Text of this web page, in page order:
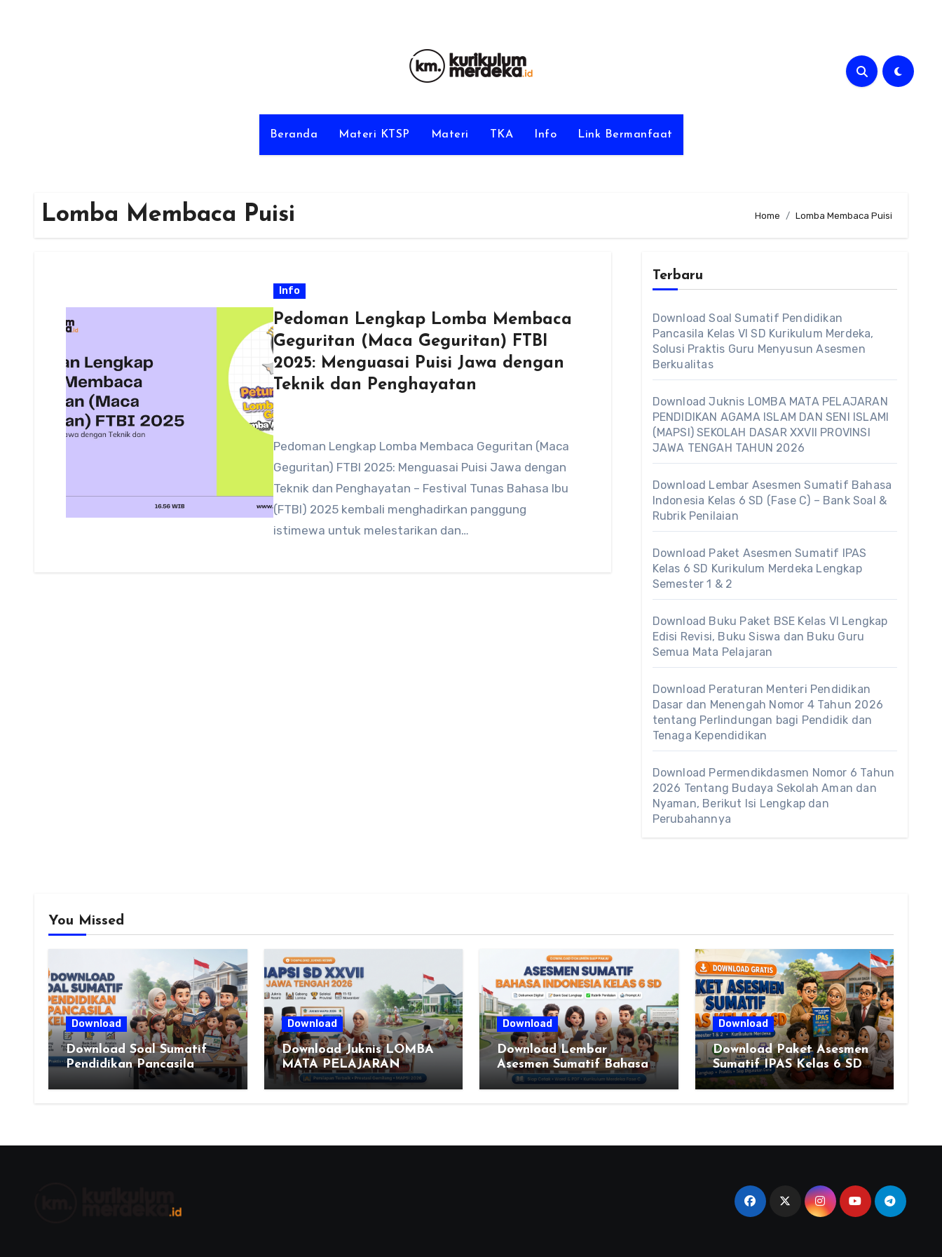
Beranda Materi KTSP Materi TKA Info Link Bermanfaat
Lomba Membaca Puisi Home Lomba Membaca Puisi
Info
Pedoman Lengkap Lomba Membaca
Geguritan (Maca Geguritan) FTBI
2025: Menguasai Puisi Jawa dengan
Teknik dan Penghayatan
Pedoman Lengkap Lomba Membaca Geguritan (Maca
Geguritan) FTBI 2025: Menguasai Puisi Jawa dengan
Teknik dan Penghayatan – Festival Tunas Bahasa Ibu
(FTBI) 2025 kembali menghadirkan panggung
istimewa untuk melestarikan dan…
Terbaru
Download Soal Sumatif Pendidikan
Pancasila Kelas VI SD Kurikulum Merdeka,
Solusi Praktis Guru Menyusun Asesmen
Berkualitas
Download Juknis LOMBA MATA PELAJARAN
PENDIDIKAN AGAMA ISLAM DAN SENI ISLAMI
(MAPSI) SEKOLAH DASAR XXVII PROVINSI
JAWA TENGAH TAHUN 2026
Download Lembar Asesmen Sumatif Bahasa
Indonesia Kelas 6 SD (Fase C) – Bank Soal &
Rubrik Penilaian
Download Paket Asesmen Sumatif IPAS
Kelas 6 SD Kurikulum Merdeka Lengkap
Semester 1 & 2
Download Buku Paket BSE Kelas VI Lengkap
Edisi Revisi, Buku Siswa dan Buku Guru
Semua Mata Pelajaran
Download Peraturan Menteri Pendidikan
Dasar dan Menengah Nomor 4 Tahun 2026
tentang Perlindungan bagi Pendidik dan
Tenaga Kependidikan
Download Permendikdasmen Nomor 6 Tahun
2026 Tentang Budaya Sekolah Aman dan
Nyaman, Berikut Isi Lengkap dan
Perubahannya
You Missed
Download
Download Soal Sumatif
Pendidikan Pancasila
Kelas VI SD Kurikulum
Merdeka, Solusi Praktis
Download
Download Juknis LOMBA
MATA PELAJARAN
PENDIDIKAN AGAMA
ISLAM DAN SENI ISLAMI
Download
Download Lembar
Asesmen Sumatif Bahasa
Indonesia Kelas 6 SD
(Fase C) – Bank Soal &
Download
Download Paket Asesmen
Sumatif IPAS Kelas 6 SD
Kurikulum Merdeka
Lengkap Semester 1 & 2